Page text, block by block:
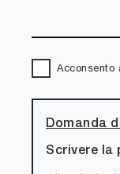
Acconsento
Domanda
Scrivere la